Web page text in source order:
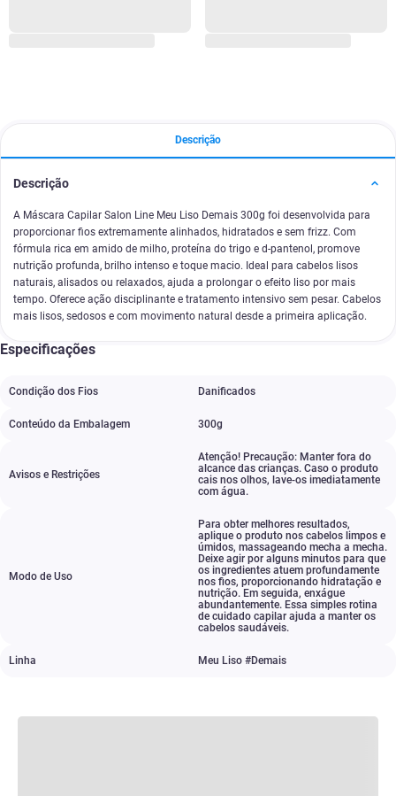
Descrição
Descrição
A Máscara Capilar Salon Line Meu Liso Demais 300g foi desenvolvida para
proporcionar fios extremamente alinhados, hidratados e sem frizz. Com
fórmula rica em amido de milho, proteína do trigo e d-pantenol, promove
nutrição profunda, brilho intenso e toque macio. Ideal para cabelos lisos
naturais, alisados ou relaxados, ajuda a prolongar o efeito liso por mais
tempo. Oferece ação disciplinante e tratamento intensivo sem pesar. Cabelos
mais lisos, sedosos e com movimento natural desde a primeira aplicação.
Especificações
Condição dos Fios Danificados
Conteúdo da Embalagem 300g
Avisos e Restrições
Atenção! Precaução: Manter fora do
alcance das crianças. Caso o produto
cais nos olhos, lave-os imediatamente
com água.
Modo de Uso
Para obter melhores resultados,
aplique o produto nos cabelos limpos e
úmidos, massageando mecha a mecha.
Deixe agir por alguns minutos para que
os ingredientes atuem profundamente
nos fios, proporcionando hidratação e
nutrição. Em seguida, enxágue
abundantemente. Essa simples rotina
de cuidado capilar ajuda a manter os
cabelos saudáveis.
Linha Meu Liso #Demais